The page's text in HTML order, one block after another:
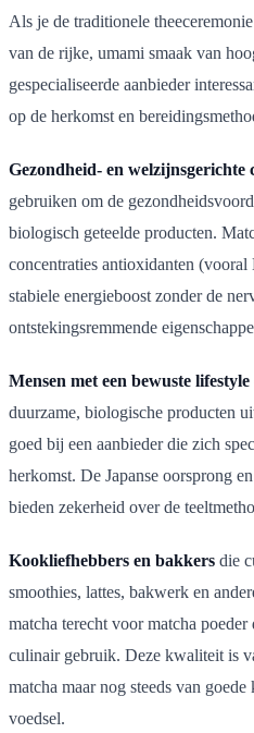
Als je de traditionele
van de rijke, umami smaak van
gespecialiseerde aanbieder
op de herkomst en
Gezondheid- en welzijnsgerichte
gebruiken om de
biologisch geteelde producten.
concentraties antioxidanten
stabiele energieboost zonder de
ontstekingsremmende
Mensen met een bewuste lifestyle
duurzame, biologische producten
goed bij een aanbieder die zich
herkomst. De Japanse oorsprong
bieden zekerheid over de
Kookliefhebbers en bakkers die
smoothies, lattes, bakwerk en
matcha terecht voor matcha
culinair gebruik. Deze kwaliteit is
matcha maar nog steeds van
voedsel.